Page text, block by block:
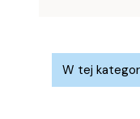
Lista
W tej